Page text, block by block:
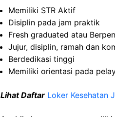
Memiliki STR Aktif
Disiplin pada jam praktik
Fresh graduated atau
Jujur, disiplin, ramah dan
Berdedikasi tinggi
Memiliki orientasi pada
Lihat Daftar Loker Kesehatan